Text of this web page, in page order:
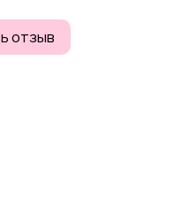
отзыв